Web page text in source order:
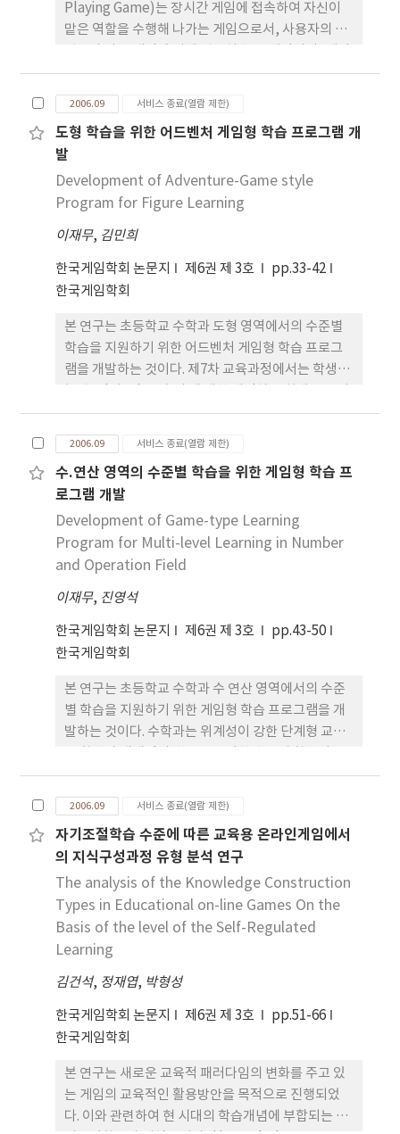
에서 접근한다. 본 논문에서 제시하는 레벨통합 접근
방식이 기존의 중앙 집권적 접근방식, 분권적 접근방
보인다.
Playing Game)는 장시간 게임에 접속하여 자신이
맡은 역할을 수행해 나가는 게임으로서, 사용자의 몰
내 많은 컨텐츠를 보유하고 있는 게임이다. 그러나 다
양한 게임 내 컨텐츠 중 게임의 흥미를 높이는 데 가장
중요한 역할을 하는 NPC(Non Player Character)
의 행동 패턴이 너무 단순하므로 게임을 지루하게 만
드는 요인으로 작용하고 있으므로, 많은 컨텐츠를 보
유했음에도 불구하고 MMORPG는 지루한 게임이라
는 인식이 사용자들에게 만연해 있다. 이에 본 논문에
향에 반응하는 동적인 행동을 보이는 NPC를 생성하
고자 한다.
2006.09 서비스 종료(열람 제한)
도형 학습을 위한 어드벤처 게임형 학습 프로그램 개
발
Development of Adventure-Game style
Program for Figure Learning
이재무, 김민희
한국게임학회 논문지 제6권 제 3호
pp.33-42
한국게임학회
본 연구는 초등학교 수학과 도형 영역에서의 수준별
학습을 지원하기 위한 어드벤처 게임형 학습 프로그
램을 개발하는 것이다. 제7차 교육과정에서는 학생의
하는 수업을 통하여 학생 개개인의 성장 잠재력과 교
육의 효율성을 극대화할 수 있도록 수준별 교육과정
을 도입하였다. 그러나 수준차가 심한 다인수 학급체
제에서 학생들의 개인차를 고려한 개별화 학습을 실
시하여 교육의 수월성을 추구하기에는 많은 어려움이
있다. 따라서, 본 연구는 van Hiele 이론을 적용한 수
준별 게임 학습을 제공하고, 학습자들의 흥미와 관심
을 높일 수 있는 어드벤처 게임형 학습 프로그램을 개
습자들에게 개인차를 고려한 수준별 학습을 지원하여
학업 성취도를 높일 수 있을 것이며 공간 지각 능력이
필요한 도형 학습에서 다양한 조작활동을 제공함으로
2006.09 서비스 종료(열람 제한)
수.연산 영역의 수준별 학습을 위한 게임형 학습 프
로그램 개발
Development of Game-type Learning
Program for Multi-level Learning in Number
and Operation Field
이재무, 진영석
한국게임학회 논문지 제6권 제 3호
pp.43-50
한국게임학회
본 연구는 초등학교 수학과 수 연산 영역에서의 수준
별 학습을 지원하기 위한 게임형 학습 프로그램을 개
발하는 것이다. 수학과는 위계성이 강한 단계형 교과
필요한 교과이다. 그러나 일선 학교에서는 다인수 학
급 및 보충지도 시간 부족 등으로 인하여 학습자 수준
에 맞는 개별적인 수준별 학습이 잘 이루어지기 않고
있는 실정이다. 따라서, 본 연구는 수준별 개별화 학습
을 지원하여 올바른 수와 연산개념의 형성을 위한 게
임형 학습 프로그램을 개발한다. 본 학습 프로그램은
학습자의 학습 진척도와 성취도를 검사하여, 학습자
에게 맞는 학습 단계를 자동으로 조절해 준다. 그리고
학습 중에도 학습자의 수준을 고려한 힌트와 구체물
공한다. 본 학습 프로그램을 학습자들에게 적용한 결
과 수학과 학습에 대한 흥미도를 높아지고 특히, 힌트
및 도우미 기능은 문제 해결에 도움이 되는 것으로 나
2006.09 서비스 종료(열람 제한)
자기조절학습 수준에 따른 교육용 온라인게임에서
의 지식구성과정 유형 분석 연구
The analysis of the Knowledge Construction
Types in Educational on-line Games On the
Basis of the level of the Self-Regulated
Learning
김건석, 정재엽, 박형성
한국게임학회 논문지 제6권 제 3호
pp.51-66
한국게임학회
본 연구는 새로운 교육적 패러다임의 변화를 주고 있
는 게임의 교육적인 활용방안을 목적으로 진행되었
다. 이와 관련하여 현 시대의 학습개념에 부합되는 자